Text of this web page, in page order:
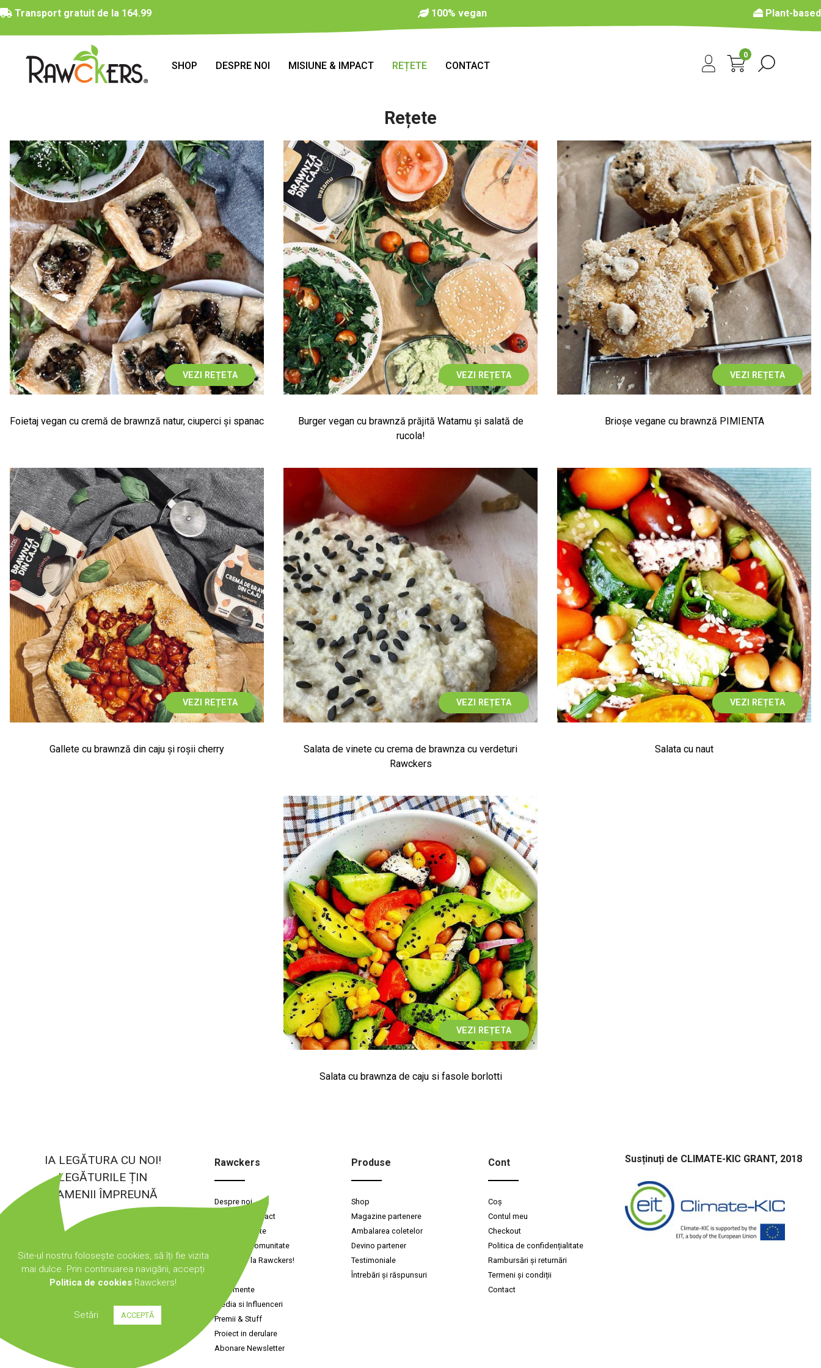
Transport gratuit de la 164.99 100% vegan Plant-based
SHOP DESPRE NOI MISIUNE & IMPACT REȚETE CONTACT
0
Rețete
VEZI REȚETA
Foietaj vegan cu cremă de brawnză natur, ciuperci și spanac
VEZI REȚETA
Burger vegan cu brawnză prăjită Watamu și salată de
rucola!
VEZI REȚETA
Brioșe vegane cu brawnză PIMIENTA
VEZI REȚETA
Gallete cu brawnză din caju și roșii cherry
VEZI REȚETA
Salata de vinete cu crema de brawnza cu verdeturi
Rawckers
VEZI REȚETA
Salata cu naut
VEZI REȚETA
Salata cu brawnza de caju si fasole borlotti
IA LEGĂTURA CU NOI!
LEGĂTURILE ȚIN
OAMENII ÎMPREUNĂ
Rawckers
Despre noi
Misiune & Impact
Sustenabilitate
Alături de comunitate
De la Raw la Rawckers!
Evenimente
Media si Influenceri
Premii & Stuff
Proiect in derulare
Abonare Newsletter
Produse
Shop
Magazine partenere
Ambalarea coletelor
Devino partener
Testimoniale
Întrebări și răspunsuri
Cont
Coș
Contul meu
Checkout
Politica de confidențialitate
Rambursări și returnări
Termeni și condiții
Contact
Susținuți de CLIMATE-KIC GRANT, 2018
Site-ul nostru folosește cookies, să îți fie vizita
mai dulce. Prin continuarea navigării, accepți
Politica de cookies Rawckers!
Setări ACCEPTĂ